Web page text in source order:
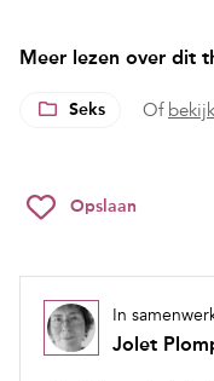
Meer lezen over dit
Seks Of
Opslaan
In
Jolet